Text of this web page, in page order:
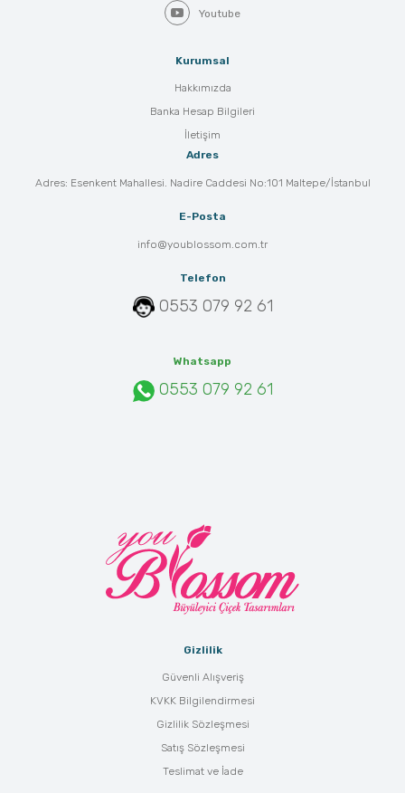
Youtube
Kurumsal
Hakkımızda
Banka Hesap Bilgileri
İletişim
Adres
Adres: Esenkent Mahallesi. Nadire Caddesi No:101 Maltepe/İstanbul
E-Posta
info@youblossom.com.tr
Telefon
0553 079 92 61
Whatsapp
0553 079 92 61
Gizlilik
Güvenli Alışveriş
KVKK Bilgilendirmesi
Gizlilik Sözleşmesi
Satış Sözleşmesi
Teslimat ve İade